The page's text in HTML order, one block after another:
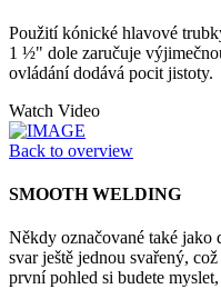
Použití kónické hlavové
1 ½" dole zaručuje
ovládání dodává pocit jistoty.
Watch Video
Back to overview
SMOOTH WELDING
Někdy označované také jako
svar ještě jednou svařený,
první pohled si budete